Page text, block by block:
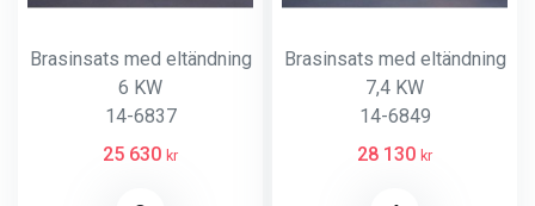
Brasinsats med eltändning
6 KW
14-6837
25 630 kr
Brasinsats med eltändning
7,4 KW
14-6849
28 130 kr